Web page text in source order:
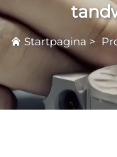
Startpagina >